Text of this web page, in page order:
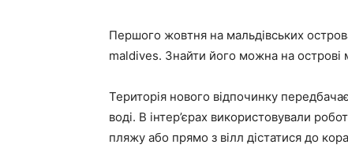
Першого жовтня на мальдівських
maldives. Знайти його можна на острові
Територія нового відпочинку
воді. В інтер’єрах використовували
пляжу або прямо з вілл дістатися до